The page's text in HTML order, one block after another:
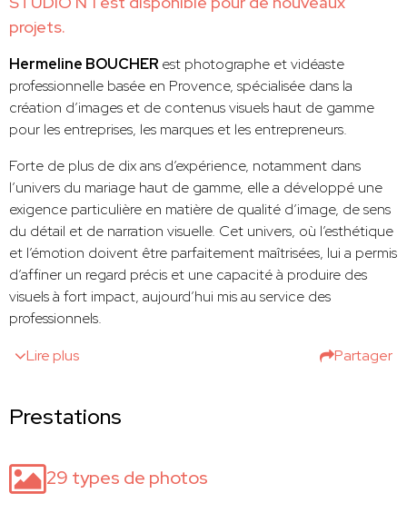
projets.
Hermeline BOUCHER est photographe et vidéaste
professionnelle basée en Provence, spécialisée dans la
création d’images et de contenus visuels haut de gamme
pour les entreprises, les marques et les entrepreneurs.
Forte de plus de dix ans d’expérience, notamment dans
l’univers du mariage haut de gamme, elle a développé une
exigence particulière en matière de qualité d’image, de sens
du détail et de narration visuelle. Cet univers, où l’esthétique
et l’émotion doivent être parfaitement maîtrisées, lui a permis
d’affiner un regard précis et une capacité à produire des
visuels à fort impact, aujourd’hui mis au service des
professionnels.
Lire plus
Partager
Prestations
29 types de photos